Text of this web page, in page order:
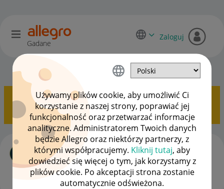
Używamy plików cookie, aby umożliwić Ci
korzystanie z naszej strony, poprawiać jej
funkcjonalność oraz przetwarzać informacje
analityczne. Administratorem Twoich danych
będzie Allegro oraz niektórzy partnerzy, z
którymi współpracujemy. Kliknij tutaj, aby
dowiedzieć się więcej o tym, jak korzystamy z
plików cookie. Po akceptacji strona zostanie
automatycznie odświeżona.
Gadane
Zaloguj
Zaawansowani sprzedawcy OPCJE
Pokazywanie tematów z etykietąPowiadomienia
Pokaż wszystkie tematy
Powiadomienia w dyskusjach
autor_Likos_z‎05-06-202512:00
Ostatnio opublikowano w dniu‎05-06-2025 12:38, autor